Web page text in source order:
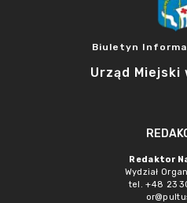
Biuletyn
Urząd Miejski
Redaktor
Wydział
tel. +48 23